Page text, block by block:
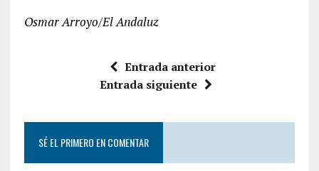
Osmar Arroyo/El Andaluz
Entrada anterior
Entrada siguiente
SÉ EL PRIMERO EN COMENTAR